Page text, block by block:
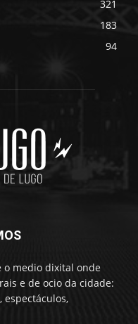
321
183
94
o medio dixital onde
e de ocio da cidade:
espectáculos,